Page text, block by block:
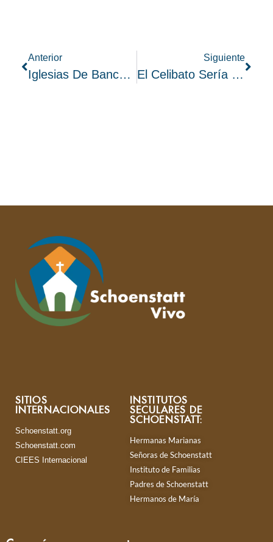
Anterior
Iglesias De Bancas Vacías – Mario Requena Pinto (Bolivia)
Siguiente
El Celibato Sería El Problema – Mario Requena Pinto (Bolivia)
SITIOS
INTERNACIONALES
Schoenstatt.org
Schoenstatt.com
CIEES Internacional
INSTITUTOS
SECULARES DE
SCHOENSTATT:
Hermanas Marianas
Señoras de Schoenstatt
Instituto de Familias
Padres de Schoenstatt
Hermanos de María